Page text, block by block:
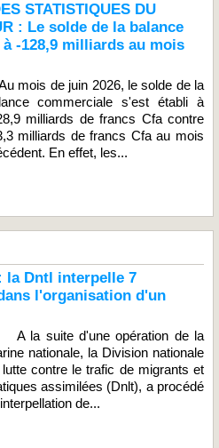
STATISTIQUES DU
: Le solde de la balance
-128,9 milliards au mois
mois de juin 2026, le solde de la
commerciale s'est établi à
milliards de francs Cfa contre
milliards de francs Cfa au mois
En effet, les...
la Dntl interpelle 7
l'organisation d'un
la suite d'une opération de la
nationale, la Division nationale
lutte contre le trafic de migrants et
assimilées (Dnlt), a procédé
de...